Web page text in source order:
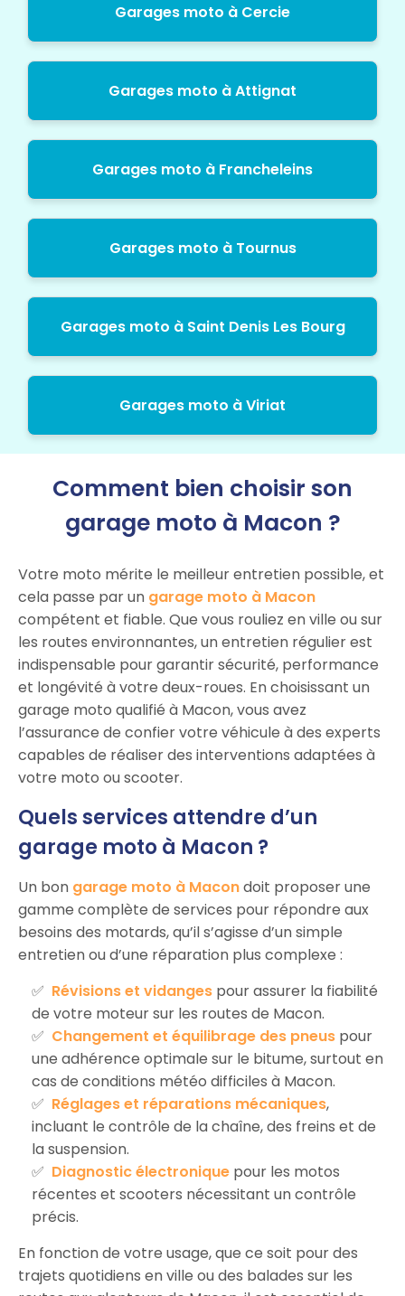
Garages moto à Cercie
Garages moto à Attignat
Garages moto à Francheleins
Garages moto à Tournus
Garages moto à Saint Denis Les Bourg
Garages moto à Viriat
Comment bien choisir son
garage moto à Macon ?
Votre moto mérite le meilleur entretien possible, et
cela passe par un garage moto à Macon
compétent et fiable. Que vous rouliez en ville ou sur
les routes environnantes, un entretien régulier est
indispensable pour garantir sécurité, performance
et longévité à votre deux-roues. En choisissant un
garage moto qualifié à Macon, vous avez
l’assurance de confier votre véhicule à des experts
capables de réaliser des interventions adaptées à
votre moto ou scooter.
Quels services attendre d’un
garage moto à Macon ?
Un bon garage moto à Macondoit proposer une
gamme complète de services pour répondre aux
besoins des motards, qu’il s’agisse d’un simple
entretien ou d’une réparation plus complexe :
Révisions et vidanges pour assurer la fiabilité
de votre moteur sur les routes de Macon.
Changement et équilibrage des pneus pour
une adhérence optimale sur le bitume, surtout en
cas de conditions météo difficiles à Macon.
Réglages et réparations mécaniques,
incluant le contrôle de la chaîne, des freins et de
la suspension.
Diagnostic électronique pour les motos
récentes et scooters nécessitant un contrôle
précis.
En fonction de votre usage, que ce soit pour des
trajets quotidiens en ville ou des balades sur les